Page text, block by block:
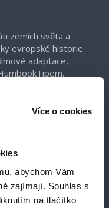
Více o cookies
abychom Vám
zajímají. Souhlas s
na tlačítko
zemích světa a
evropské historie.
adaptace,
na hodinový
budeme je